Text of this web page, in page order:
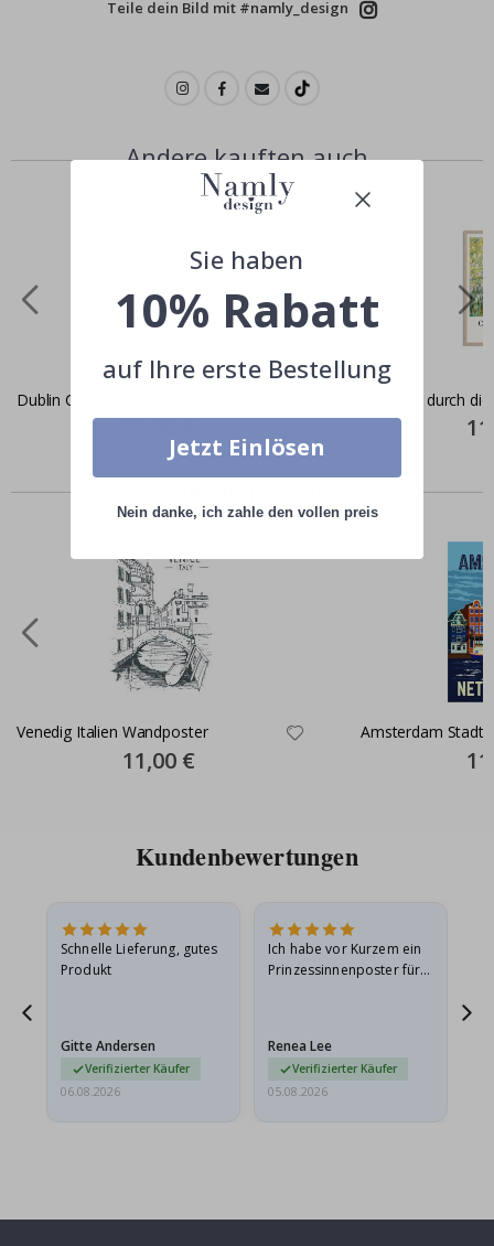
Teile dein Bild mit #namly_design
Andere kauften auch
Dublin City Skyline Poster
Special
11,00 €
Der Weg durch
Ähnliche produkte
Venedig Italien Wandposter
Special
Price
11,00 €
Amsterdam Stadt
Kundenbewertungen
Schnelle Lieferung, gutes
Produkt
Gitte Andersen
Verifizierter Käufer
06.08.2026
Ich habe vor Kurzem ein
Prinzessinnenposter für
beschädigt…
Renea Lee
Verifizierter Käufer
05.08.2026
Sie haben
10% Rabatt
auf Ihre erste Bestellung
Jetzt Einlösen
Nein danke, ich zahle den vollen preis